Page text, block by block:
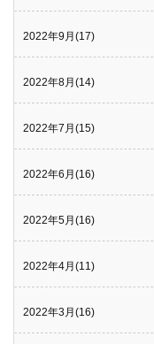
2022年9月(17)
2022年8月(14)
2022年7月(15)
2022年6月(16)
2022年5月(16)
2022年4月(11)
2022年3月(16)